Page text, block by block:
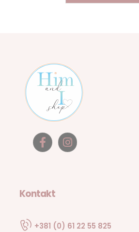
Kontakt
+381 (0) 61 22 55 825